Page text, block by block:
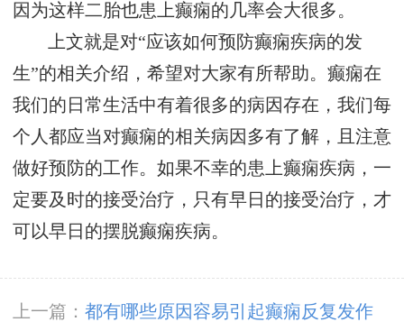
因为这样二胎也患上癫痫的几率会大很多。
上文就是对“应该如何预防癫痫疾病的发
生”的相关介绍，希望对大家有所帮助。癫痫在
我们的日常生活中有着很多的病因存在，我们每
个人都应当对癫痫的相关病因多有了解，且注意
做好预防的工作。如果不幸的患上癫痫疾病，一
定要及时的接受治疗，只有早日的接受治疗，才
可以早日的摆脱癫痫疾病。
上一篇： 都有哪些原因容易引起癫痫反复发作